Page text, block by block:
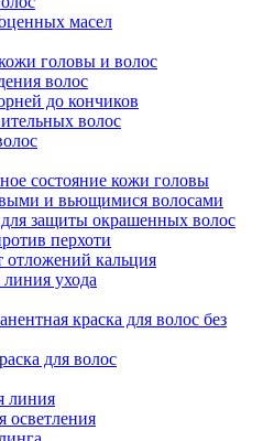
масел
головы и волос
волос
до кончиков
волос
состояние кожи головы
и вьющимися волосами
защиты окрашенных волос
перхоти
отложений кальция
ухода
краска для волос без
для волос
линия